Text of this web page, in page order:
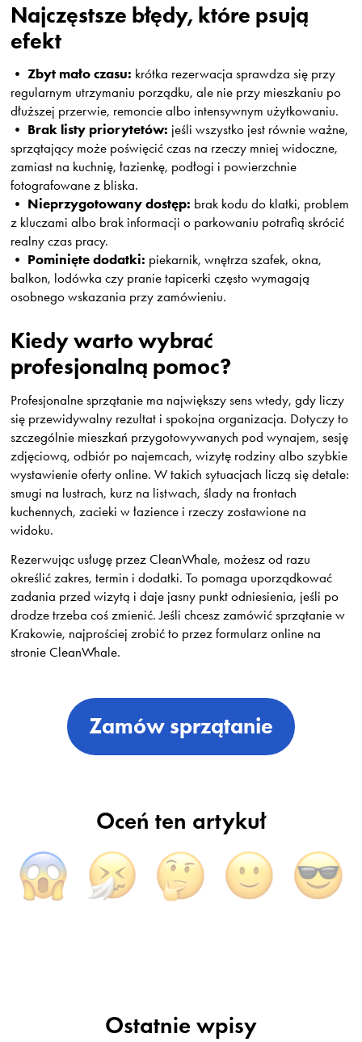
Najczęstsze błędy, które psują
efekt
•Zbyt mało czasu: krótka rezerwacja sprawdza się przy
regularnym utrzymaniu porządku, ale nie przy mieszkaniu po
dłuższej przerwie, remoncie albo intensywnym użytkowaniu.
• Brak listy priorytetów: jeśli wszystko jest równie ważne,
sprzątający może poświęcić czas na rzeczy mniej widoczne,
zamiast na kuchnię, łazienkę, podłogi i powierzchnie
fotografowane z bliska.
• Nieprzygotowany dostęp: brak kodu do klatki, problem
z kluczami albo brak informacji o parkowaniu potrafią skrócić
realny czas pracy.
• Pominięte dodatki: piekarnik, wnętrza szafek, okna,
balkon, lodówka czy pranie tapicerki często wymagają
osobnego wskazania przy zamówieniu.
Kiedy warto wybrać
profesjonalną pomoc?
Profesjonalne sprzątanie ma największy sens wtedy, gdy liczy
się przewidywalny rezultat i spokojna organizacja. Dotyczy to
szczególnie mieszkań przygotowywanych pod wynajem, sesję
zdjęciową, odbiór po najemcach, wizytę rodziny albo szybkie
wystawienie oferty online. W takich sytuacjach liczą się detale:
smugi na lustrach, kurz na listwach, ślady na frontach
kuchennych, zacieki w łazience i rzeczy zostawione na
widoku.
Rezerwując usługę przez CleanWhale, możesz od razu
określić zakres, termin i dodatki. To pomaga uporządkować
zadania przed wizytą i daje jasny punkt odniesienia, jeśli po
drodze trzeba coś zmienić. Jeśli chcesz zamówić sprzątanie w
Krakowie, najprościej zrobić to przez formularz online na
stronie CleanWhale.
Zamów sprzątanie
Oceń ten artykuł
Ostatnie wpisy